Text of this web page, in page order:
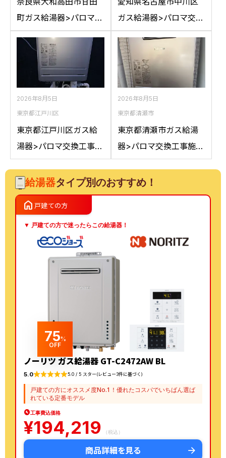
町ガス給湯器>パロマ交
換工事施工事例：リン
ナイRFS-A2400SAか
らパロマFH-
E2422SARLへの交換
ガス給湯器>パロマ交換
工事施工事例：ハウス
テックWZ161FEPから
パロマFH-2023SAW-1
への交換
2026年8月5日
東京都江戸川区
東京都江戸川区ガス給
湯器>パロマ交換工事施
工事例：ノーリツGT-
2050AWXからパロマ
FH-E2022SAWLへの交
換
2026年8月5日
東京都清瀬市
東京都清瀬市ガス給湯
器>パロマ交換工事施工
事例：ノーリツGT-
C2042SAWXからパロ
マFH-E2022SAWL 13A
給湯器タイプ別のおすすめ！
home 戸建ての方
▼ 戸建ての方で迷ったらこの給湯器！
75%
OFF
ノーリツ ガス給湯器 GT-C2472AW BL
5.0 5.0 / 5 スター(レビュー3件に基づく)
戸建ての方にオススメ度No.1！優れたコスパでいちばん選ば
れている定番モデル
工事費込価格
¥194,219 （税込）
商品詳細を見る